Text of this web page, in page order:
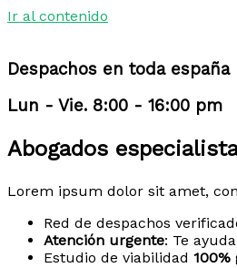
Ir al contenido
Despachos en toda españa
Lun - Vie. 8:00 - 16:00 pm
Abogados
Lorem ipsum dolor sit amet,
Red de despachos
Atención urgente: Te
Estudio de viabilidad